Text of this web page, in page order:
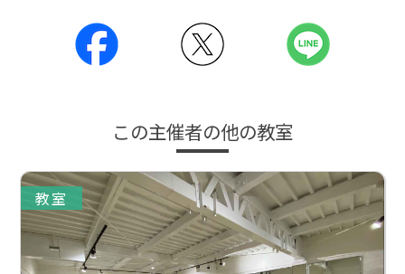
この主催者の他の教室
教室